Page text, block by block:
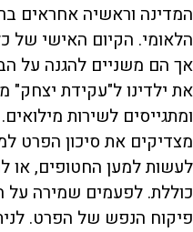
המדינה וראשיה אחראים
הלאומי. הקיום האישי של
אך הם משניים להגנה על
את ילדינו ל"עקידת יצחק"
ומתגייסים לשירות
מצדיקים את סיכון הפרט
לעשות למען החטופים, או
כוללת. לפעמים שמירה על
פיקוח הנפש של הפרט.